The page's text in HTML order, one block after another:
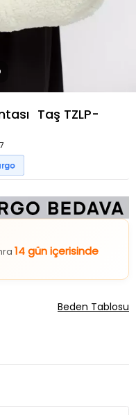
Taş TZLP-
14 gün içerisinde
Beden Tablosu